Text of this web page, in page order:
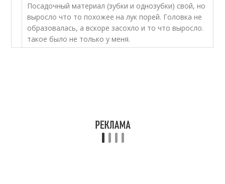
Посадочный материал (зубки и однозубки) свой, но
выросло что то похожее на лук порей. Головка не
образовалась, а вскоре засохло и то что выросло.
такое было не только у меня.